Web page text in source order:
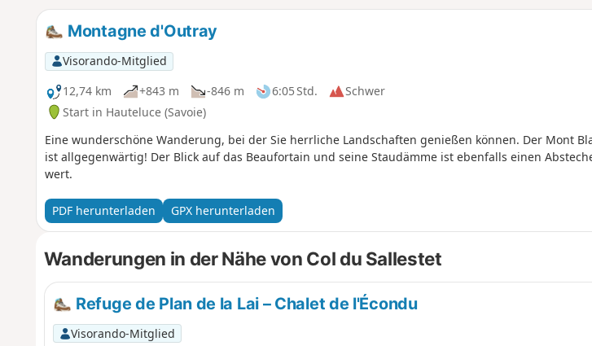
Montagne d'Outray
Visorando-Mitglied
12,74 km
+843 m -846 m 6:05 Std.
Schwer
Start in Hauteluce (Savoie)
Eine wunderschöne Wanderung, bei der Sie herrliche Landschaften genießen können. Der Mont
ist allgegenwärtig! Der Blick auf das Beaufortain und seine Staudämme ist ebenfalls einen
wert.
PDF herunterladen GPX herunterladen
Wanderungen in der Nähe von Col du Sallestet
Refuge de Plan de la Lai – Chalet de l'Écondu
Visorando-Mitglied